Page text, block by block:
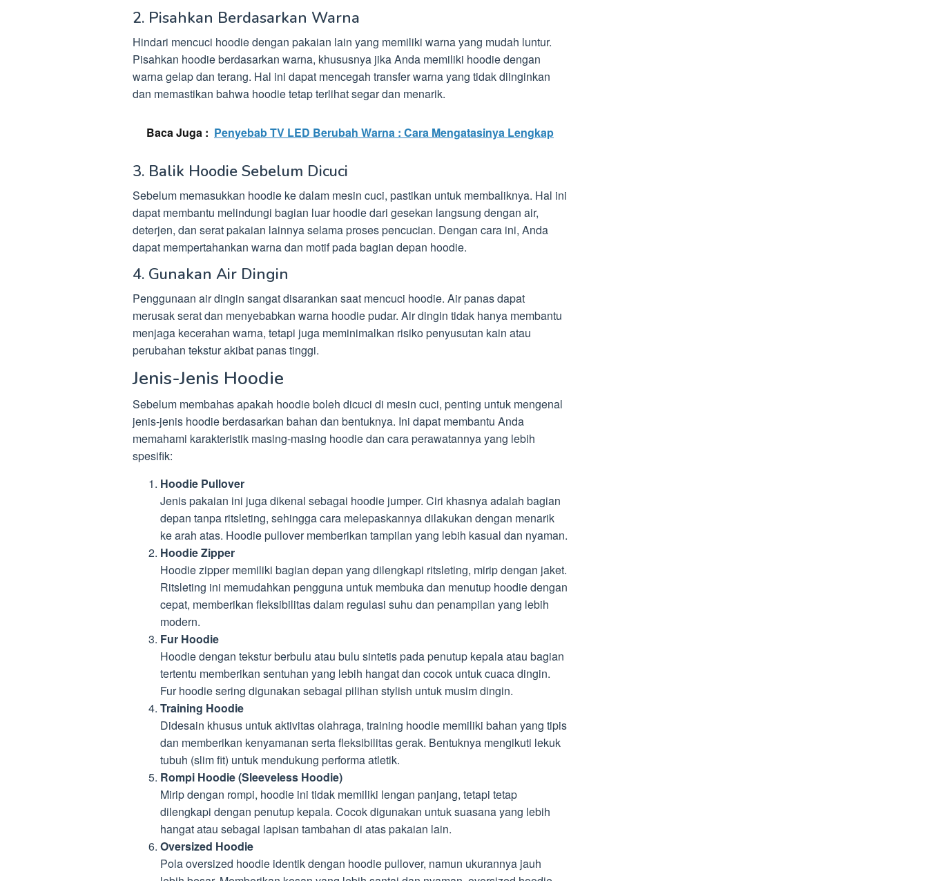
2. Pisahkan Berdasarkan Warna
Hindari mencuci hoodie dengan pakaian lain yang memiliki warna yang mudah luntur.
Pisahkan hoodie berdasarkan warna, khususnya jika Anda memiliki hoodie dengan
warna gelap dan terang. Hal ini dapat mencegah transfer warna yang tidak diinginkan
dan memastikan bahwa hoodie tetap terlihat segar dan menarik.
Baca Juga : Penyebab TV LED Berubah Warna : Cara Mengatasinya Lengkap
3. Balik Hoodie Sebelum Dicuci
Sebelum memasukkan hoodie ke dalam mesin cuci, pastikan untuk membaliknya. Hal ini
dapat membantu melindungi bagian luar hoodie dari gesekan langsung dengan air,
deterjen, dan serat pakaian lainnya selama proses pencucian. Dengan cara ini, Anda
dapat mempertahankan warna dan motif pada bagian depan hoodie.
4. Gunakan Air Dingin
Penggunaan air dingin sangat disarankan saat mencuci hoodie. Air panas dapat
merusak serat dan menyebabkan warna hoodie pudar. Air dingin tidak hanya membantu
menjaga kecerahan warna, tetapi juga meminimalkan risiko penyusutan kain atau
perubahan tekstur akibat panas tinggi.
Jenis-Jenis Hoodie
Sebelum membahas apakah hoodie boleh dicuci di mesin cuci, penting untuk mengenal
jenis-jenis hoodie berdasarkan bahan dan bentuknya. Ini dapat membantu Anda
memahami karakteristik masing-masing hoodie dan cara perawatannya yang lebih
spesifik:
Hoodie Pullover
Jenis pakaian ini juga dikenal sebagai hoodie jumper. Ciri khasnya adalah bagian
depan tanpa ritsleting, sehingga cara melepaskannya dilakukan dengan menarik
ke arah atas. Hoodie pullover memberikan tampilan yang lebih kasual dan nyaman.
Hoodie Zipper
Hoodie zipper memiliki bagian depan yang dilengkapi ritsleting, mirip dengan jaket.
Ritsleting ini memudahkan pengguna untuk membuka dan menutup hoodie dengan
cepat, memberikan fleksibilitas dalam regulasi suhu dan penampilan yang lebih
modern.
Fur Hoodie
Hoodie dengan tekstur berbulu atau bulu sintetis pada penutup kepala atau bagian
tertentu memberikan sentuhan yang lebih hangat dan cocok untuk cuaca dingin.
Fur hoodie sering digunakan sebagai pilihan stylish untuk musim dingin.
Training Hoodie
Didesain khusus untuk aktivitas olahraga, training hoodie memiliki bahan yang tipis
dan memberikan kenyamanan serta fleksibilitas gerak. Bentuknya mengikuti lekuk
tubuh (slim fit) untuk mendukung performa atletik.
Rompi Hoodie (Sleeveless Hoodie)
Mirip dengan rompi, hoodie ini tidak memiliki lengan panjang, tetapi tetap
dilengkapi dengan penutup kepala. Cocok digunakan untuk suasana yang lebih
hangat atau sebagai lapisan tambahan di atas pakaian lain.
Oversized Hoodie
Pola oversized hoodie identik dengan hoodie pullover, namun ukurannya jauh